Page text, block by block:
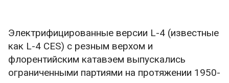
Электрифицированные версии L-4 (известные
как L-4 CES) с резным верхом и
флорентийским катавэем выпускались
ограниченными партиями на протяжении 1950-